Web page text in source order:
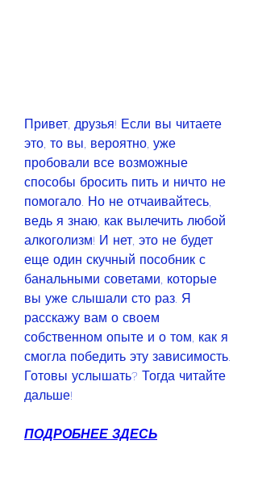
Привет, друзья! Если вы читаете
это, то вы, вероятно, уже
пробовали все возможные
способы бросить пить и ничто не
помогало. Но не отчаивайтесь,
ведь я знаю, как вылечить любой
алкоголизм! И нет, это не будет
еще один скучный пособник с
банальными советами, которые
вы уже слышали сто раз. Я
расскажу вам о своем
собственном опыте и о том, как я
смогла победить эту зависимость.
Готовы услышать? Тогда читайте
дальше!
ПОДРОБНЕЕ ЗДЕСЬ